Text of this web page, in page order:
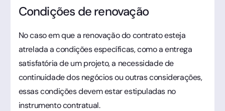
Condições de renovação
No caso em que a renovação do contrato esteja
atrelada a condições específicas, como a entrega
satisfatória de um projeto, a necessidade de
continuidade dos negócios ou outras considerações,
essas condições devem estar estipuladas no
instrumento contratual.